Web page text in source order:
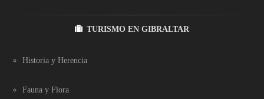
TURISMO EN GIBRALTAR
Historia y Herencia
Fauna y Flora